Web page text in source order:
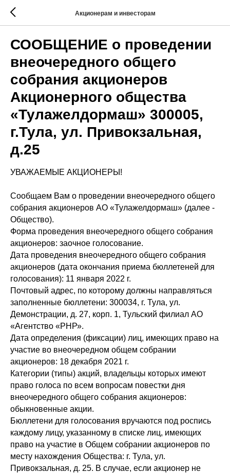
Акционерам и инвесторам
СООБЩЕНИЕ о проведении
внеочередного общего
собрания акционеров
Акционерного общества
«Тулажелдормаш» 300005,
г.Тула, ул. Привокзальная,
д.25
УВАЖАЕМЫЕ АКЦИОНЕРЫ!
Сообщаем Вам о проведении внеочередного общего
собрания акционеров АО «Тулажелдормаш» (далее -
Общество).
Форма проведения внеочередного общего собрания
акционеров: заочное голосование.
Дата проведения внеочередного общего собрания
акционеров (дата окончания приема бюллетеней для
голосования): 11 января 2022 г.
Почтовый адрес, по которому должны направляться
заполненные бюллетени: 300034, г. Тула, ул.
Демонстрации, д. 27, корп. 1, Тульский филиал АО
«Агентство «РНР».
Дата определения (фиксации) лиц, имеющих право на
участие во внеочередном общем собрании
акционеров: 18 декабря 2021 г.
Категории (типы) акций, владельцы которых имеют
право голоса по всем вопросам повестки дня
внеочередного общего собрания акционеров:
обыкновенные акции.
Бюллетени для голосования вручаются под роспись
каждому лицу, указанному в списке лиц, имеющих
право на участие в Общем собрании акционеров по
месту нахождения Общества: г. Тула, ул.
Привокзальная, д. 25. В случае, если акционер не